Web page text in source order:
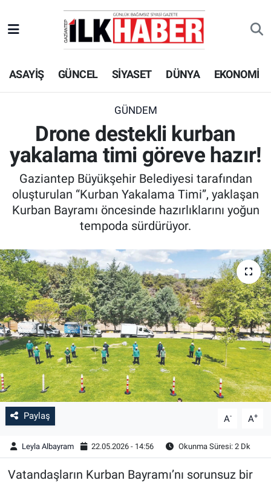
ASAYİŞ GÜNCEL SİYASET DÜNYA EKONOMİ
GÜNDEM
Drone destekli kurban
yakalama timi göreve hazır!
Gaziantep Büyükşehir Belediyesi tarafından
oluşturulan “Kurban Yakalama Timi”, yaklaşan
Kurban Bayramı öncesinde hazırlıklarını yoğun
tempoda sürdürüyor.
Paylaş A- A+
Leyla Albayram 22.05.2026 - 14:56 Okunma Süresi: 2 Dk
Vatandaşların Kurban Bayramı’nı sorunsuz bir
EKONOMİ
SİYASET
SPOR
ASAYİŞ
KÜLTÜR - SANAT
Beyoğlu Hava Durumu
Beyoğlu Trafik Yoğunluk Haritası
Süper Lig Puan Durumu ve Fikstür
Tüm Manşetler
Haber Arşivi